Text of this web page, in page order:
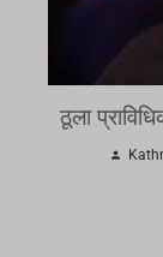
ठूला